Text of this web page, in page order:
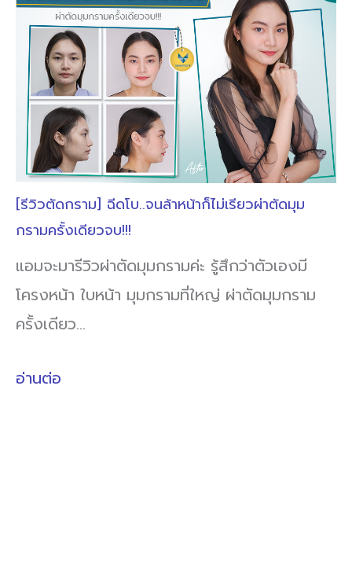
[รีวิวตัดกราม] ฉีดโบ..จนล้าหน้าก็ไม่เรียวผ่าตัดมุม
กรามครั้งเดียวจบ!!!
แอมจะมารีวิวผ่าตัดมุมกรามค่ะ รู้สึกว่าตัวเองมี
โครงหน้า ใบหน้า มุมกรามที่ใหญ่ ผ่าตัดมุมกราม
ครั้งเดียว…
อ่านต่อ